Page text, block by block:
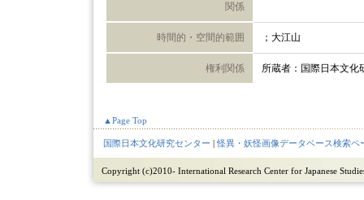
関係
時間的・空間的範囲 ；大江山
権利関係 所蔵者：国際日本文化
▲Page Top
国際日本文化研究センター |怪異・妖怪画像データベース検索ペ
Copyright (c)2010- International Research Center for Japanese